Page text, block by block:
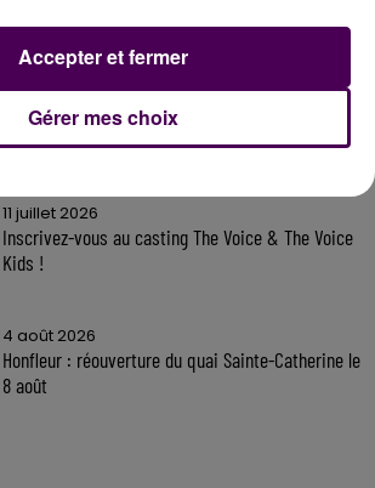
31 juillet 2026
Gagnez vos entrées à Terra Botanica !
11 juillet 2026
Inscrivez-vous au casting The Voice & The Voice
Kids !
4 août 2026
Honfleur : réouverture du quai Sainte-Catherine le
8 août
Gérer mes choix
Accepter et fermer